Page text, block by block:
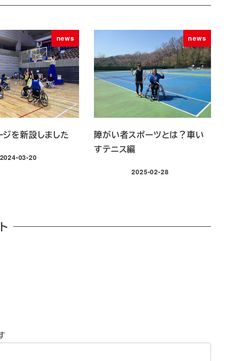
news
ジを新設しました
稿日
2024-03-20
news
障がい者スポーツとは？車い
すテニス編
投稿日
2025-02-28